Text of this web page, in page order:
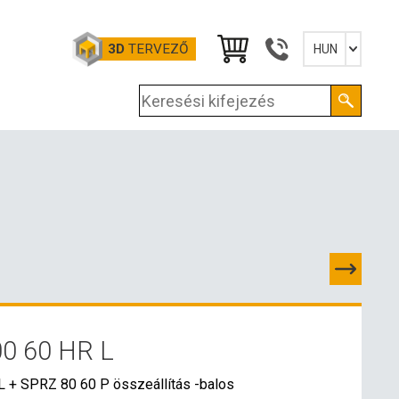
3D TERVEZŐ HUN
English
60 HR L
+ SPRZ 80 60 P összeállítás -balos